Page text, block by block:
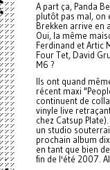
A part ça, Panda
plutôt pas mal, on
Brekken arrive en
Oui, la même
Ferdinand et Artic
Four Tet, David
M6 ?
Ils ont quand
récent maxi
continuent de
vinyle live
chez Catsup
un studio
prochain album
en tant que bien
fin de l'été 2007.